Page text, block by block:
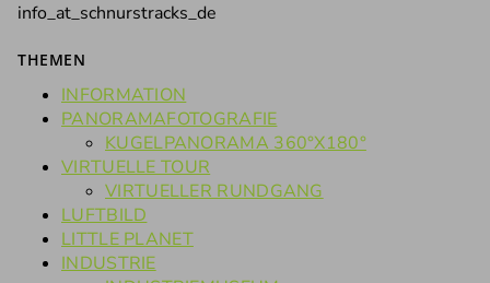
info_at_schnurstracks_de
THEMEN
INFORMATION
PANORAMAFOTOGRAFIE
KUGELPANORAMA 360°X180°
VIRTUELLE TOUR
VIRTUELLER RUNDGANG
LUFTBILD
LITTLE PLANET
INDUSTRIE